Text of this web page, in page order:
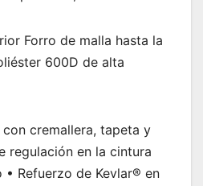
Forro de malla hasta la
600D de alta
con cremallera, tapeta y
regulación en la cintura
Refuerzo de Kevlar® en